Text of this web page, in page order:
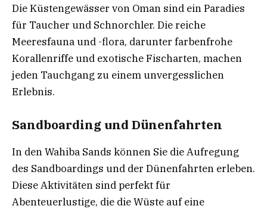
Die Küstengewässer von Oman sind ein Paradies
für Taucher und Schnorchler. Die reiche
Meeresfauna und -flora, darunter farbenfrohe
Korallenriffe und exotische Fischarten, machen
jeden Tauchgang zu einem unvergesslichen
Erlebnis.
Sandboarding und Dünenfahrten
In den Wahiba Sands können Sie die Aufregung
des Sandboardings und der Dünenfahrten erleben.
Diese Aktivitäten sind perfekt für
Abenteuerlustige, die die Wüste auf eine